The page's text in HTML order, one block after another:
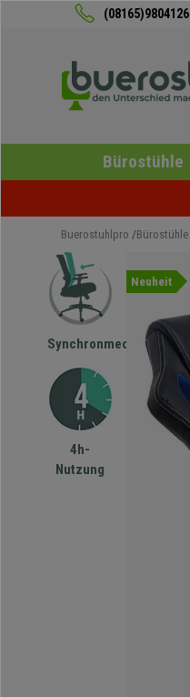
(08165)9804126
Bürostühle
Buerostuhlpro Bürostühle
Synchronmechanik
4h-
Nutzung
Neuheit